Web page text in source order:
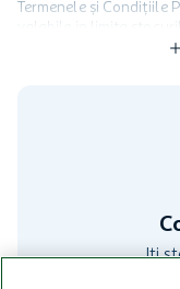
Programul MyCLUB
au varsta de peste 18
Cardul poate fi utilizat
participante și pentru
nu poate fi utilizat in
activitati in afara celor
care aceste este